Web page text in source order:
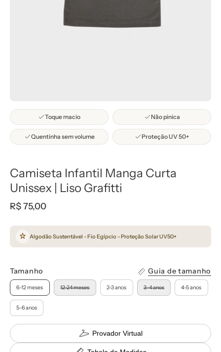
Toque macio Não pinica
Quentinha sem volume Proteção UV 50+
Camiseta Infantil Manga Curta
Unissex | Liso Grafitti
R$ 75,00
Algodão Sustentável - Fio Egípcio - Proteção Solar UV50+
Tamanho Guia de tamanho
6-12 meses 12-24 meses 2-3 anos 3-4 anos 4-5 anos
5-6 anos
Provador Virtual